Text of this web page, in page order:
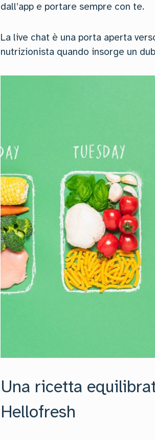
dall’app e portare sempre con te.
La live chat è una porta aperta
nutrizionista quando insorge un
Una ricetta
Hellofresh